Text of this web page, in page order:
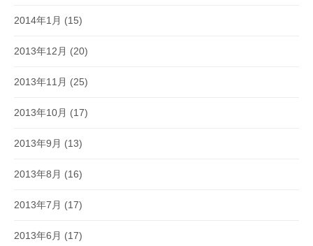
2014年1月 (15)
2013年12月 (20)
2013年11月 (25)
2013年10月 (17)
2013年9月 (13)
2013年8月 (16)
2013年7月 (17)
2013年6月 (17)